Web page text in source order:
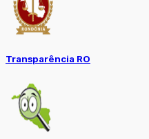
Transparência RO